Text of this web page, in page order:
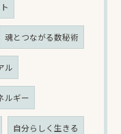
魂とつながる数秘術
ル
ルギー
自分らしく生きる